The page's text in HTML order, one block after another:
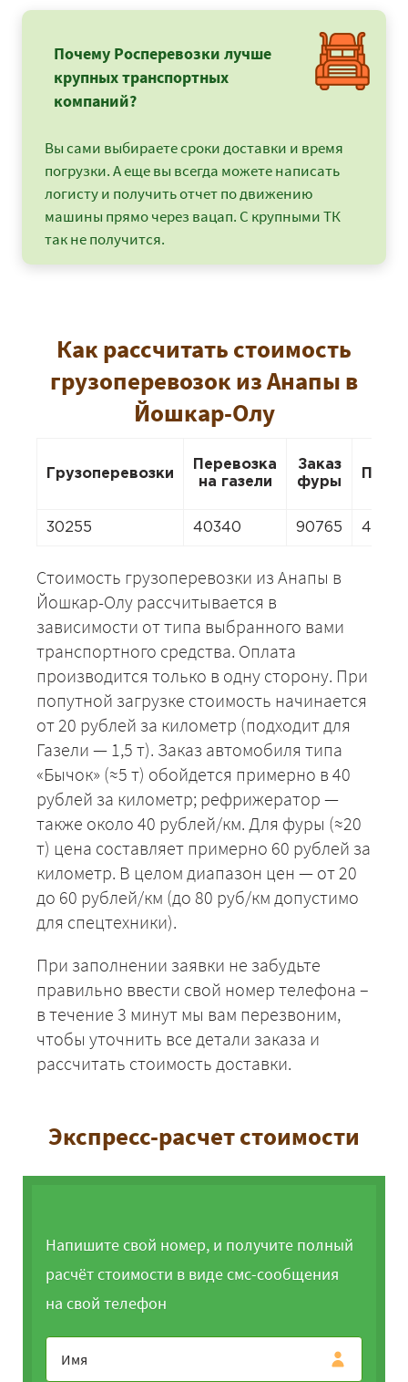
Почему Росперевозки лучше
крупных транспортных
компаний?
Вы сами выбираете сроки доставки и время
погрузки. А еще вы всегда можете написать
логисту и получить отчет по движению
машины прямо через вацап. С крупными ТК
так не получится.
Как рассчитать стоимость
грузоперевозок из Анапы в
Йошкар-Олу
Грузоперевозки
Перевозка
на газели
Заказ
фуры
30255 40340 90765
Стоимость грузоперевозки из Анапы в
Йошкар-Олу рассчитывается в
зависимости от типа выбранного вами
транспортного средства. Оплата
производится только в одну сторону. При
попутной загрузке стоимость начинается
от 20 рублей за километр (подходит для
Газели — 1,5 т). Заказ автомобиля типа
«Бычок» (≈5 т) обойдется примерно в 40
рублей за километр; рефрижератор —
также около 40 рублей/км. Для фуры (≈20
т) цена составляет примерно 60 рублей за
километр. В целом диапазон цен — от 20
до 60 рублей/км (до 80 руб/км допустимо
для спецтехники).
При заполнении заявки не забудьте
правильно ввести свой номер телефона –
в течение 3 минут мы вам перезвоним,
чтобы уточнить все детали заказа и
рассчитать стоимость доставки.
Экспресс-расчет стоимости
Напишите свой номер, и получите полный
расчёт стоимости в виде смс-сообщения
на свой телефон